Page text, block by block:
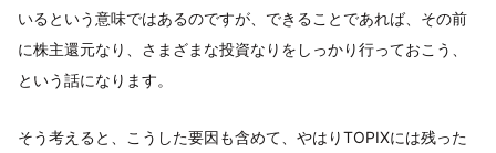
いるという意味ではあるのですが、できることであれば、その前
に株主還元なり、さまざまな投資なりをしっかり行っておこう、
という話になります。
そう考えると、こうした要因も含めて、やはりTOPIXには残った